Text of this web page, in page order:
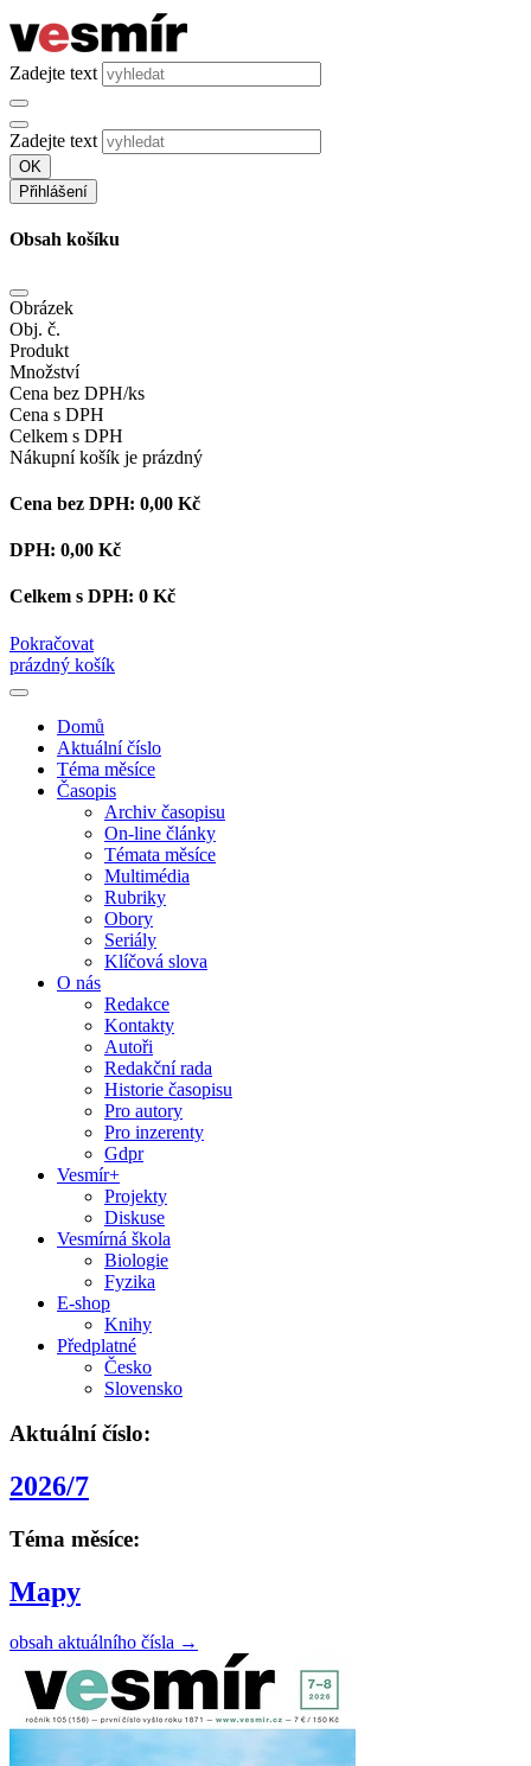
Zadejte text
Zadejte text
OK
Přihlášení
Obsah košíku
Obrázek
Obj. č.
Produkt
Množství
Cena bez DPH/ks
Cena s DPH
Celkem s DPH
Nákupní košík je prázdný
Cena bez DPH: 0,00 Kč
DPH: 0,00 Kč
Celkem s DPH: 0 Kč
Pokračovat
prázdný košík
Domů
Aktuální číslo
Téma měsíce
Časopis
Archiv časopisu
On-line články
Témata měsíce
Multimédia
Rubriky
Obory
Seriály
Klíčová slova
O nás
Redakce
Kontakty
Autoři
Redakční rada
Historie časopisu
Pro autory
Pro inzerenty
Gdpr
Vesmír+
Projekty
Diskuse
Vesmírná škola
Biologie
Fyzika
E-shop
Knihy
Předplatné
Česko
Slovensko
Aktuální číslo:
2026/7
Téma měsíce:
Mapy
obsah aktuálního čísla →